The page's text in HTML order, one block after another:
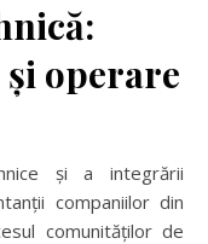
ă:
i operare
și a integrării
companiilor din
comunităților de